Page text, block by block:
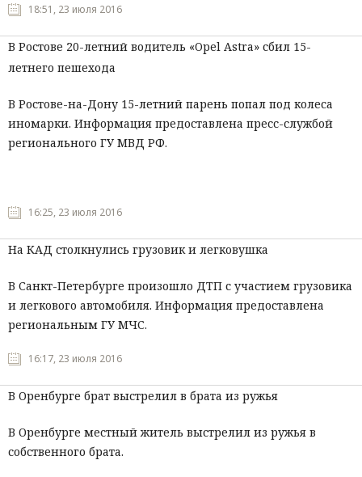
18:51, 23 июля 2016
В Ростове 20-летний водитель «Opel Astra» сбил 15-
летнего пешехода
В Ростове-на-Дону 15-летний парень попал под колеса
иномарки. Информация предоставлена пресс-службой
регионального ГУ МВД РФ.
16:25, 23 июля 2016
На КАД столкнулись грузовик и легковушка
В Санкт-Петербурге произошло ДТП с участием грузовика
и легкового автомобиля. Информация предоставлена
региональным ГУ МЧС.
16:17, 23 июля 2016
В Оренбурге брат выстрелил в брата из ружья
В Оренбурге местный житель выстрелил из ружья в
собственного брата.